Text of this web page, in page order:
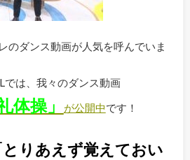
のダンス動画が人気を呼んでいま
は、我々のダンス動画
体操」 が公開中です！
とりあえず覚えておい